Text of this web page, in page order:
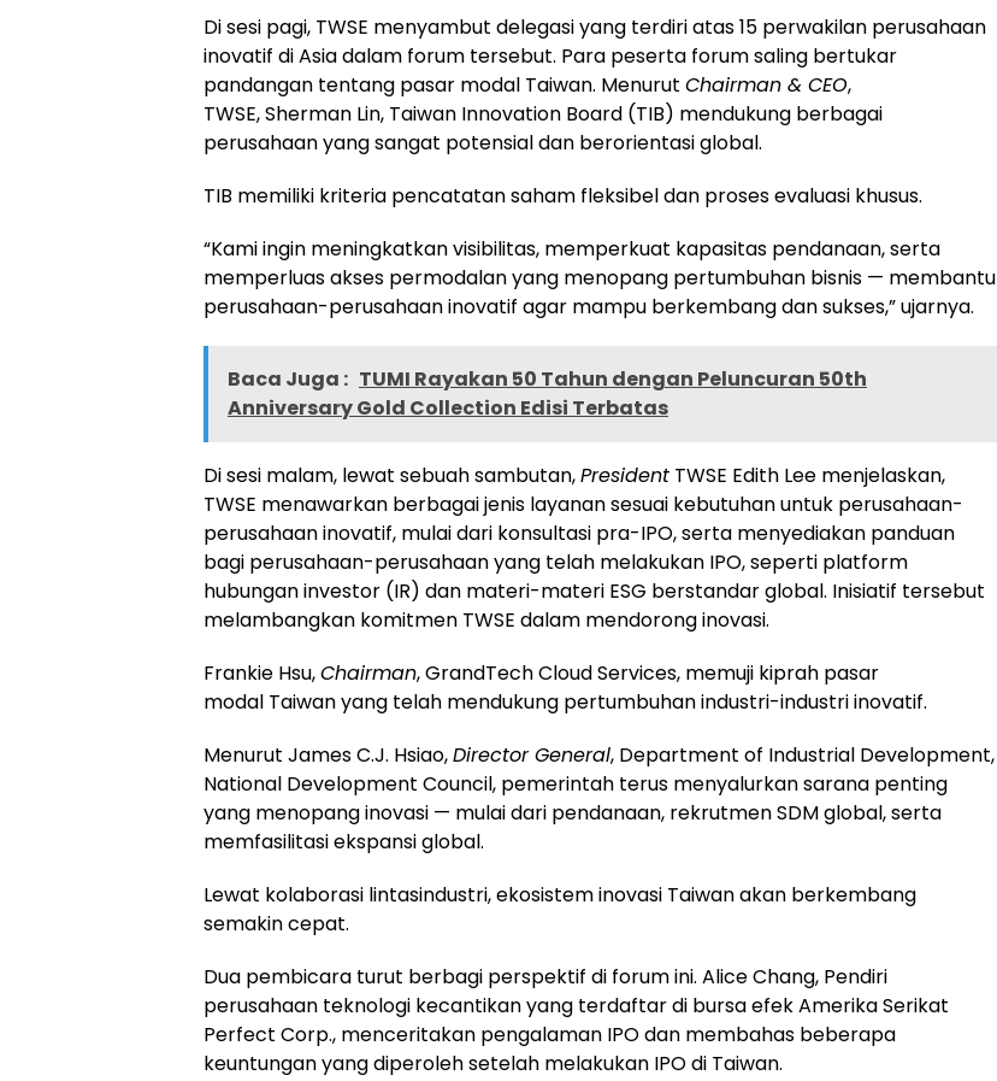
Di sesi pagi, TWSE menyambut delegasi yang terdiri atas 15 perwakilan perusahaan
inovatif di Asia dalam forum tersebut. Para peserta forum saling bertukar
pandangan tentang pasar modal Taiwan. Menurut Chairman & CEO,
TWSE,Sherman Lin, Taiwan Innovation Board (TIB) mendukung berbagai
perusahaan yang sangat potensial dan berorientasi global.
TIB memiliki kriteria pencatatan saham fleksibel dan proses evaluasi khusus.
“Kami ingin meningkatkan visibilitas, memperkuat kapasitas pendanaan, serta
memperluas akses permodalan yang menopang pertumbuhan bisnis — membantu
perusahaan-perusahaan inovatif agar mampu berkembang dan sukses,” ujarnya.
Baca Juga : TUMI Rayakan 50 Tahun dengan Peluncuran 50th
Anniversary Gold Collection Edisi Terbatas
Di sesi malam, lewat sebuah sambutan,President TWSE Edith Lee menjelaskan,
TWSE menawarkan berbagai jenis layanan sesuai kebutuhan untuk perusahaan-
perusahaan inovatif, mulai dari konsultasi pra-IPO, serta menyediakan panduan
bagi perusahaan-perusahaan yang telah melakukan IPO, seperti platform
hubungan investor (IR) dan materi-materi ESG berstandar global. Inisiatif tersebut
melambangkan komitmen TWSE dalam mendorong inovasi.
Frankie Hsu,Chairman, GrandTech Cloud Services, memuji kiprah pasar
modal Taiwanyang telah mendukung pertumbuhan industri-industri inovatif.
Menurut James C.J. Hsiao,Director General, Department of Industrial Development,
National Development Council, pemerintah terus menyalurkan sarana penting
yang menopang inovasi — mulai dari pendanaan, rekrutmen SDM global, serta
memfasilitasi ekspansi global.
Lewat kolaborasi lintasindustri, ekosistem inovasi Taiwanakan berkembang
semakin cepat.
Dua pembicara turut berbagi perspektif di forum ini. Alice Chang, Pendiri
perusahaan teknologi kecantikan yang terdaftar di bursa efek Amerika Serikat
Perfect Corp., menceritakan pengalaman IPO dan membahas beberapa
keuntungan yang diperoleh setelah melakukan IPO di Taiwan.